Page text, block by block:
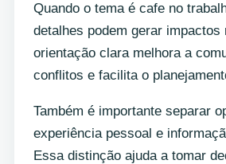
Quando o tema é cafe no
detalhes podem gerar impactos
orientação clara melhora a
conflitos e facilita o
Também é importante separar
experiência pessoal e
Essa distinção ajuda a tomar